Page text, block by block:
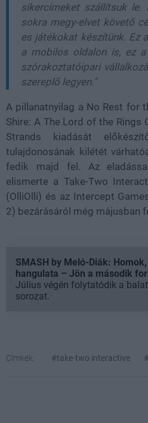
sikercímeket szállítsuk
sokra megy-elvet követő
es játékokat készítünk. Ez
a mobilos oldalon is, ez
szórakoztatóipari
szereplő legyen."
A pillanatnyilag a No Rest for
Shire: A The Lord of the Rings
Strands kiadását
tulajdonosának kilétét
fedik majd fel. Az
elismerte a Take-Two
(OlliOlli) és az Intercept
2) bezárásáról még májusban
SMASH by Meló-Diák:
hangulata – Jön a második
Július végén folytatódik a
sorozat.
Címkék: #take-two interactive